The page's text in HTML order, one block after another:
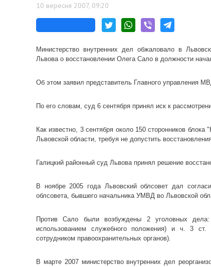
10 вересня 2007, 09:20
Министерство внутренних дел обжаловало в
Львова о восстановлении Олега Сало в должности
Об этом заявил представитель Главного управления
По его словам, суд 6 сентября принял иск к
Как известно, 3 сентября около 150 сторонников
Львовской области, требуя не допустить
Галицкий районный суд Львова принял решение
В ноябре 2005 года Львовский облсовет дал
облсовета, бывшего начальника УМВД во Львовской
Против Сало были возбуждены 2 уголовных
использованием служебного положения) и ч. 3
сотрудником правоохранительных органов).
В марте 2007 министерство внутренних дел